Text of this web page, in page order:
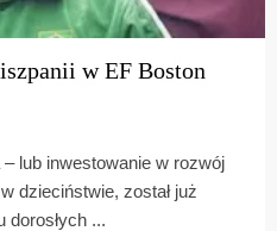
w EF Boston
lub inwestowanie w rozwój
dzieciństwie, został już
dorosłych ...